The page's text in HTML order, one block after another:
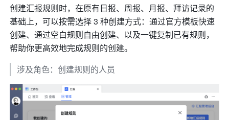
创建汇报规则时，在原有日报、周报、月报、拜访记录的
基础上，可以按需选择 3 种创建方式：通过官方模板快速
创建、通过空白规则自由创建、以及一键复制已有规则，
帮助你更高效地完成规则的创建。
涉及角色：创建规则的人员